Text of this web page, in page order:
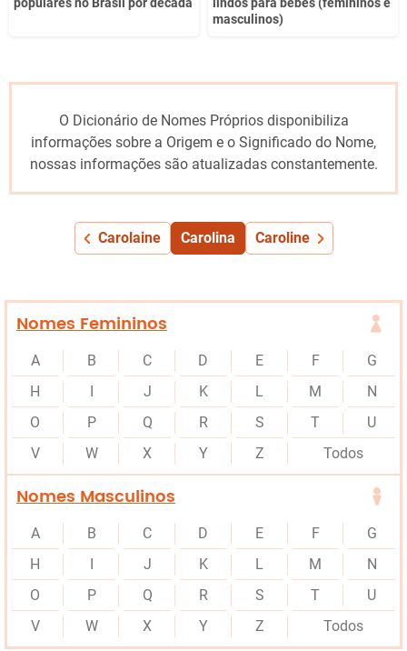
masculinos)
O Dicionário de Nomes Próprios disponibiliza
informações sobre a Origem e o Significado do Nome,
nossas informações são atualizadas constantemente.
Carolaine Carolina Caroline
Nomes Femininos
A B C D E F
G
H
J K L M
N
O
P Q R S T
U
V
W X Y Z Todos
Nomes Masculinos
A B C D E F
G
H
J K L M
N
O
P Q R S T
U
V
W X Y Z Todos